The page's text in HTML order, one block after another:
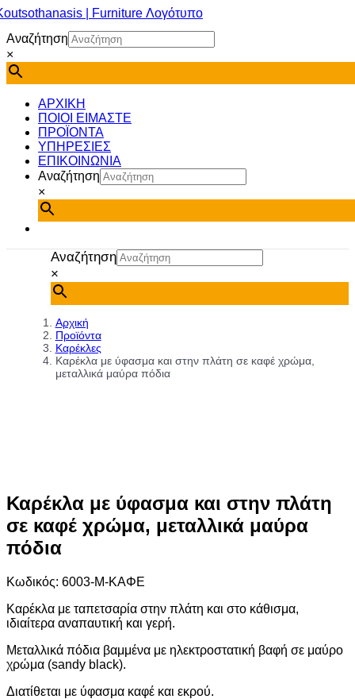
Μετάβαση
περιεχόμενο
Αναζήτηση
×
Αναζήτηση
×
ΑΡΧΙΚΗ
ΠΟΙΟΙ ΕΙΜΑΣΤΕ
ΠΡΟΪΟΝΤΑ
ΥΠΗΡΕΣΙΕΣ
ΕΠΙΚΟΙΝΩΝΙΑ
Αναζήτηση
×
Αρχική
Προϊόντα
Καρέκλες
Καρέκλα με ύφασμα και στην πλάτη σε καφέ χρώμα,
μεταλλικά μαύρα πόδια
Καρέκλα με ύφασμα και στην πλάτη
σε καφέ χρώμα, μεταλλικά μαύρα
πόδια
Κωδικός: 6003-Μ-ΚΑΦΕ
Καρέκλα με ταπετσαρία στην πλάτη και στο κάθισμα,
ιδιαίτερα αναπαυτική και γερή.
Μεταλλικά πόδια βαμμένα με ηλεκτροστατική βαφή σε μαύρο
χρώμα (sandy black).
Διατίθεται με ύφασμα καφέ και εκρού.